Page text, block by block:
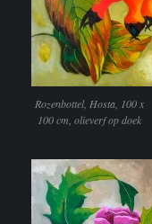
Rozenbottel, Hosta, 100 x
100 cm, olieverf op doek